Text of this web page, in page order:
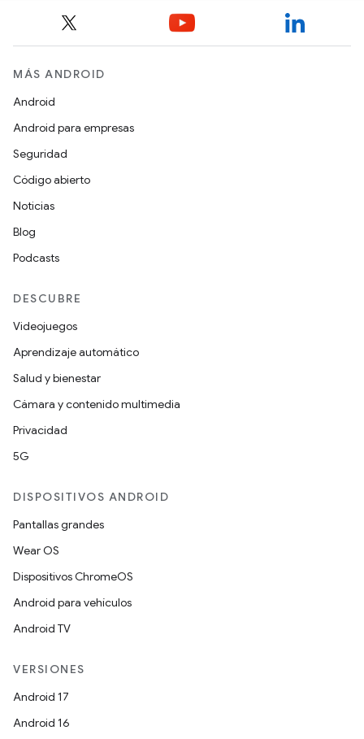
MÁS ANDROID
Android
Android para empresas
Seguridad
Código abierto
Noticias
Blog
Podcasts
DESCUBRE
Videojuegos
Aprendizaje automático
Salud y bienestar
Cámara y contenido multimedia
Privacidad
5G
DISPOSITIVOS ANDROID
Pantallas grandes
Wear OS
Dispositivos ChromeOS
Android para vehículos
Android TV
VERSIONES
Android 17
Android 16